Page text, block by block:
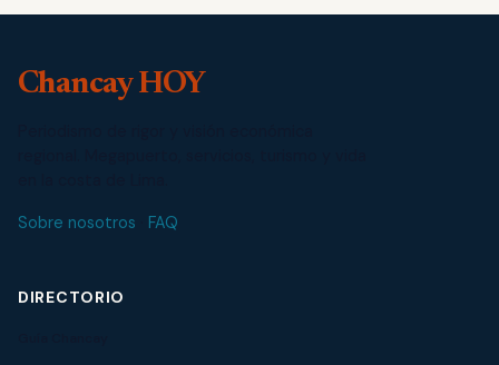
Chancay HOY
Sobre nosotros FAQ
DIRECTORIO